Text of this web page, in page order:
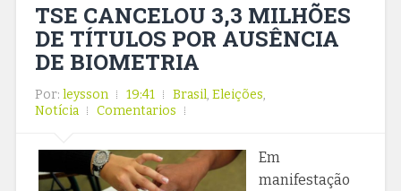
TSE CANCELOU 3,3 MILHÕES
DE TÍTULOS POR AUSÊNCIA
DE BIOMETRIA
Por: leysson 19:41 Brasil, Eleições,
Notícia
Comentarios
Em
manifestação